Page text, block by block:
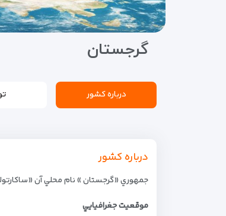
گرجستان
درباره کشور
درباره کشور
جمهوري «گرجستان » نام محلي آن
موقعيت جغرافيايي